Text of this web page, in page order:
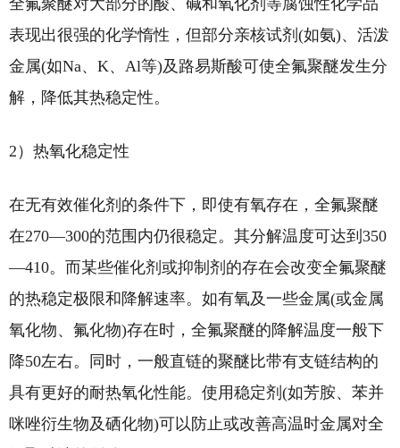
全氟聚醚对大部分的酸、碱和氧化剂等腐蚀性化学品
表现出很强的化学惰性，但部分亲核试剂(如氨)、活泼
金属(如Na、K、Al等)及路易斯酸可使全氟聚醚发生分
解，降低其热稳定性。
2）热氧化稳定性
在无有效催化剂的条件下，即使有氧存在，全氟聚醚
在270—300的范围内仍很稳定。其分解温度可达到350
—410。而某些催化剂或抑制剂的存在会改变全氟聚醚
的热稳定极限和降解速率。如有氧及一些金属(或金属
氧化物、氟化物)存在时，全氟聚醚的降解温度一般下
降50左右。同时，一般直链的聚醚比带有支链结构的
具有更好的耐热氧化性能。使用稳定剂(如芳胺、苯并
咪唑衍生物及硒化物)可以防止或改善高温时金属对全